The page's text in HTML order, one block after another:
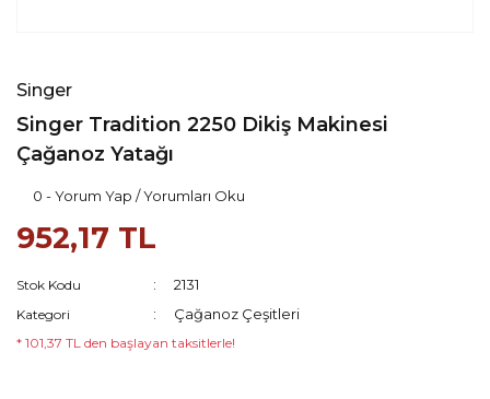
Singer
Singer Tradition 2250 Dikiş Makinesi
Çağanoz Yatağı
0 - Yorum Yap / Yorumları Oku
952,17 TL
Stok Kodu 2131
Kategori Çağanoz Çeşitleri
* 101,37 TL den başlayan taksitlerle!